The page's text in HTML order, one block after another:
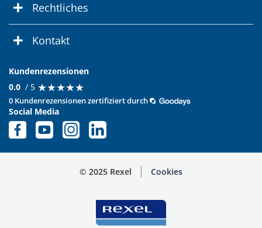
Rechtliches
Kontakt
Kundenrezensionen
0.0 / 5 ★★★★★
★★★★★
0 Kundenrezensionen zertifiziert durch
Social Media
© 2025 Rexel Cookies